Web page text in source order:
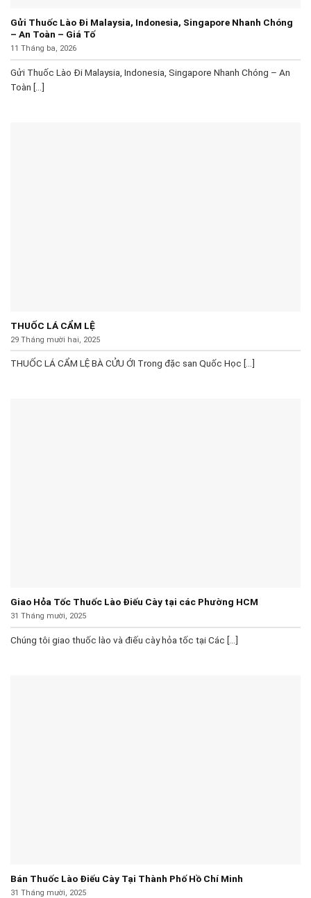
Gửi Thuốc Lào Đi Malaysia, Indonesia, Singapore Nhanh Chóng
– An Toàn – Giá Tố
11 Tháng ba, 2026
Gửi Thuốc Lào Đi Malaysia, Indonesia, Singapore Nhanh Chóng – An
Toàn [...]
THUỐC LÁ CẨM LỆ
29 Tháng mười hai, 2025
THUỐC LÁ CẨM LỆ BÀ CỬU ỚI Trong đặc san Quốc Học [...]
Giao Hỏa Tốc Thuốc Lào Điếu Cày tại các Phường HCM
31 Tháng mười, 2025
Chúng tôi giao thuốc lào và điếu cày hỏa tốc tại Các [...]
Bán Thuốc Lào Điếu Cày Tại Thành Phố Hồ Chí Minh
31 Tháng mười, 2025